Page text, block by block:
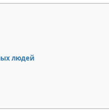
людей